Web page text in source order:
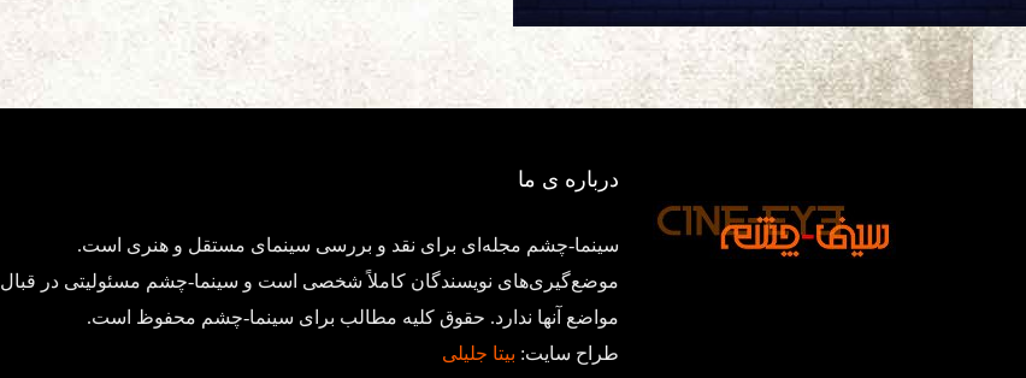
درباره ی ما
سینما-چشم مجله‌ای برای نقد و بررسی سینمای مستقل و هنری است.
موضع‌گیری‌های نویسندگان کاملاً شخصی است و سینما-چشم مسئولیتی در قبال
مواضع آنها ندارد. حقوق کلیه مطالب برای سینما-چشم محفوظ است.
طراح سایت: بیتا جلیلی